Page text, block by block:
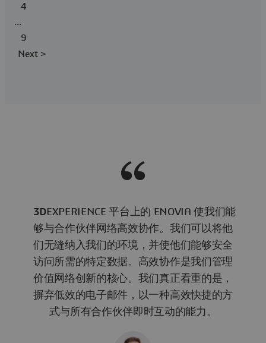
4
...
9
Next >
3DEXPERIENCE 平台上的 ENOVIA 使我们能
够与合作伙伴网络高效协作。我们可以将他
们无缝纳入我们的环境，并使他们能够安全
访问所需的特定数据。高效协作是我们管理
价值网络创新的核心。我们真正看重的是，
摒弃低效的电子邮件，以一种高效快捷的方
式与所有合作伙伴即时互动的能力。